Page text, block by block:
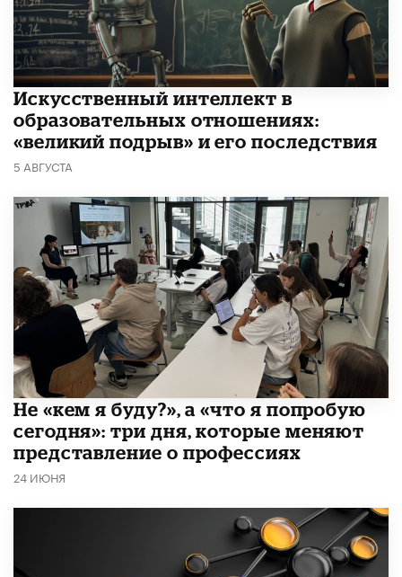
​Искусственный интеллект в
образовательных отношениях:
«великий подрыв» и его последствия
5 АВГУСТА
Не «кем я буду?», а «что я попробую
сегодня»: три дня, которые меняют
представление о профессиях
24 ИЮНЯ